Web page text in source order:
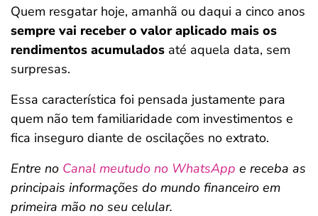
Quem resgatar hoje, amanhã ou daqui a cinco anos
sempre vai receber o valor aplicado mais os
rendimentos acumulados até aquela data, sem
surpresas.
Essa característica foi pensada justamente para
quem não tem familiaridade com investimentos e
fica inseguro diante de oscilações no extrato.
Entre no Canal meutudo no WhatsApp e receba as
principais informações do mundo financeiro em
primeira mão no seu celular.